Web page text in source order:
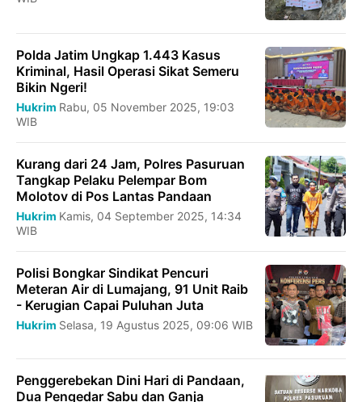
Polda Jatim Ungkap 1.443 Kasus
Kriminal, Hasil Operasi Sikat Semeru
Bikin Ngeri!
Hukrim Rabu, 05 November 2025, 19:03
WIB
Kurang dari 24 Jam, Polres Pasuruan
Tangkap Pelaku Pelempar Bom
Molotov di Pos Lantas Pandaan
Hukrim Kamis, 04 September 2025, 14:34
WIB
Polisi Bongkar Sindikat Pencuri
Meteran Air di Lumajang, 91 Unit Raib
- Kerugian Capai Puluhan Juta
Hukrim Selasa, 19 Agustus 2025, 09:06 WIB
Penggerebekan Dini Hari di Pandaan,
Dua Pengedar Sabu dan Ganja